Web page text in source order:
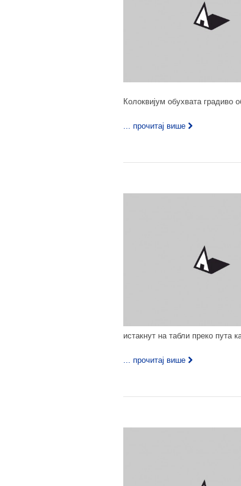
Колоквијум обухвата градиво
... прочитај више
истакнут на табли преко пута
... прочитај више